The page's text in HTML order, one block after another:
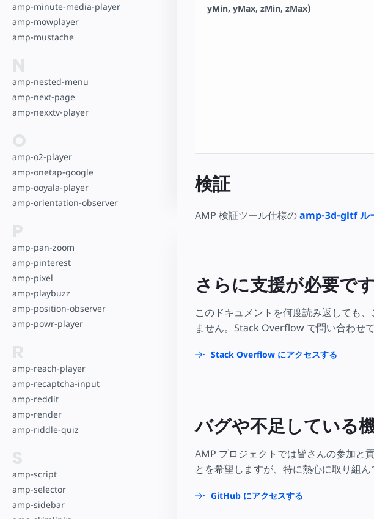
amp-minute-media-player
amp-mowplayer
amp-mustache
N
amp-nested-menu
amp-next-page
amp-nexxtv-player
O
amp-o2-player
amp-onetap-google
amp-ooyala-player
amp-orientation-observer
P
amp-pan-zoom
amp-pinterest
amp-pixel
amp-playbuzz
amp-position-observer
amp-powr-player
R
amp-reach-player
amp-recaptcha-input
amp-reddit
amp-render
amp-riddle-quiz
S
amp-script
amp-selector
amp-sidebar
yMin, yMax, zMin, zMax)
検証
AMP 検証ツール仕様のamp-3d-gltf ル
さらに支援が必要で
このドキュメントを何度読み返しても
ません。Stack Overflow で問い合わせて
Stack Overflow にアクセスする
バグや不足している
AMP プロジェクトでは皆さんの参加と
とを希望しますが、特に熱心に取り組
GitHub にアクセスする